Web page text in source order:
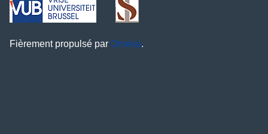
Fièrement propulsé par Omeka.